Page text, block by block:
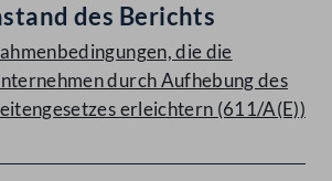
des Berichts
die die
durch Aufhebung des
erleichtern (611/A(E))